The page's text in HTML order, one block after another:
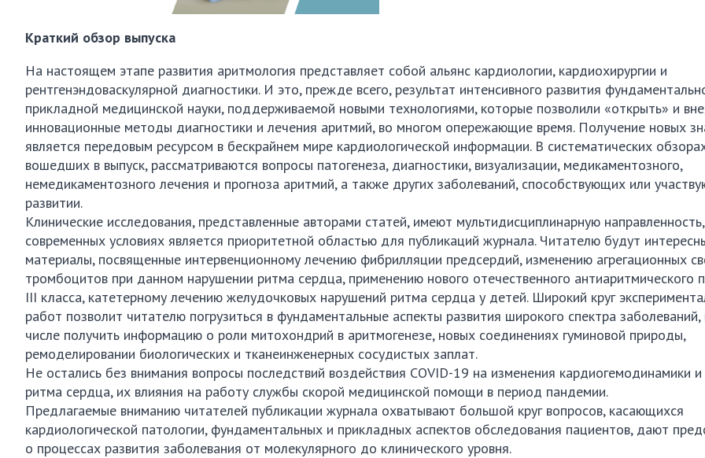
Краткий обзор выпуска
На настоящем этапе развития аритмология представляет собой альянс кардиологии, кардиохирургии и
рентгенэндоваскулярной диагностики. И это, прежде всего, результат интенсивного развития
прикладной медицинской науки, поддерживаемой новыми технологиями, которые позволили «открыть» и
инновационные методы диагностики и лечения аритмий, во многом опережающие время. Получение новых
является передовым ресурсом в бескрайнем мире кардиологической информации. В систематических
вошедших в выпуск, рассматриваются вопросы патогенеза, диагностики, визуализации, медикаментозного,
немедикаментозного лечения и прогноза аритмий, а также других заболеваний, способствующих или
развитии.
Клинические исследования, представленные авторами статей, имеют мультидисциплинарную
современных условиях является приоритетной областью для публикаций журнала. Читателю будут
материалы, посвященные интервенционному лечению фибрилляции предсердий, изменению агрегационных
тромбоцитов при данном нарушении ритма сердца, применению нового отечественного антиаритмического
III класса, катетерному лечению желудочковых нарушений ритма сердца у детей. Широкий круг
работ позволит читателю погрузиться в фундаментальные аспекты развития широкого спектра
числе получить информацию о роли митохондрий в аритмогенезе, новых соединениях гуминовой природы,
ремоделировании биологических и тканеинженерных сосудистых заплат.
Не остались без внимания вопросы последствий воздействия COVID-19 на изменения кардиогемодинамики
ритма сердца, их влияния на работу службы скорой медицинской помощи в период пандемии.
Предлагаемые вниманию читателей публикации журнала охватывают большой круг вопросов, касающихся
кардиологической патологии, фундаментальных и прикладных аспектов обследования пациентов, дают
о процессах развития заболевания от молекулярного до клинического уровня.